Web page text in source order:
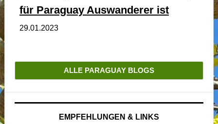
für Paraguay Auswanderer ist
29.01.2023
ALLE PARAGUAY BLOGS
EMPFEHLUNGEN & LINKS